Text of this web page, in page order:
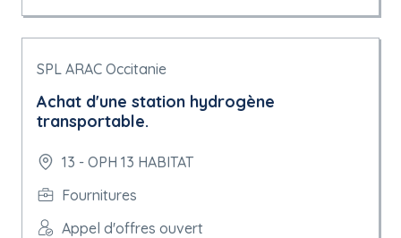
SPL ARAC Occitanie
Achat d'une station hydrogène
transportable.
13 - OPH 13 HABITAT
Fournitures
Appel d'offres ouvert